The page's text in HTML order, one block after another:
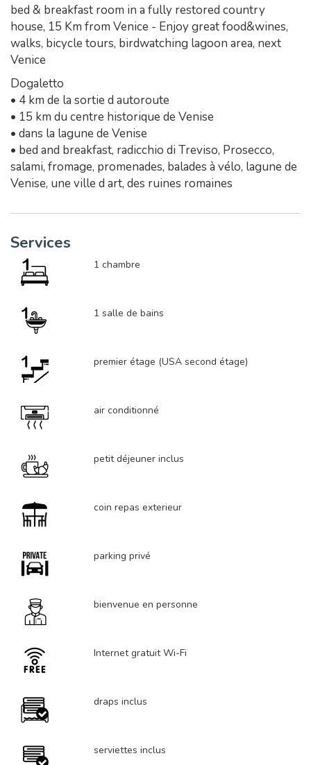
bed & breakfast room in a fully restored country
house, 15 Km from Venice - Enjoy great food&wines,
walks, bicycle tours, birdwatching lagoon area, next
Venice
Dogaletto
• 4 km de la sortie d autoroute
• 15 km du centre historique de Venise
• dans la lagune de Venise
• bed and breakfast, radicchio di Treviso, Prosecco,
salami, fromage, promenades, balades à vélo, lagune de
Venise, une ville d art, des ruines romaines
Services
1 chambre
1 salle de bains
premier étage (USA second étage)
air conditionné
petit déjeuner inclus
coin repas exterieur
parking privé
bienvenue en personne
Internet gratuit Wi-Fi
draps inclus
serviettes inclus